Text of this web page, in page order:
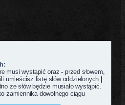
musi wystąpić oraz- przed słowem,
umieścisz listę słów oddzielonych |
ze słów będzie musiało wystąpić.
zamiennika dowolnego ciągu